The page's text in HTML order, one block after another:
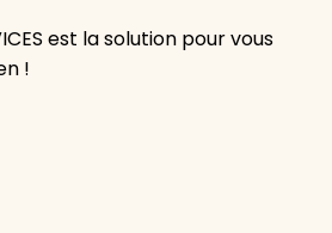
est la solution pour vous
!